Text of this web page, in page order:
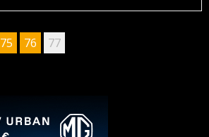
75 76 77